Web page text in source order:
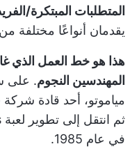
المتطلبات المبتكرة/
يقدمان أنواعًا مختلفة
هذا هو خط العمل الذي
المهندسين النجوم. على
في عام 1985.